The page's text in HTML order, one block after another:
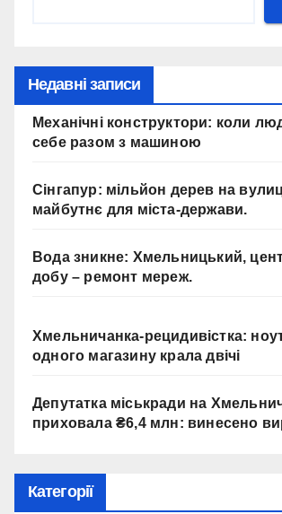
Недавні записи
Механічні конструктори: коли
себе разом з машиною
Сінгапур: мільйон дерев на
майбутнє для міста-держави.
Вода зникне: Хмельницький,
добу – ремонт мереж.
Хмельничанка-рецидивістка:
одного магазину крала двічі
Депутатка міськради на
приховала ₴6,4 млн: винесено
Категорії